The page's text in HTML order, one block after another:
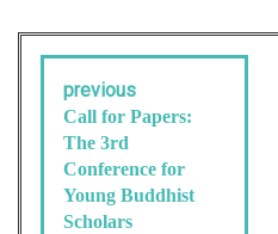
previous
Call for Papers:
The 3rd
Conference for
Young Buddhist
Scholars